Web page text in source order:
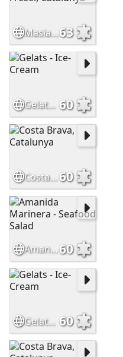
Masia a Ribes de Freser, Catalunya63
Gelats - Ice-Cream 60
Costa Brava, Catalunya60
Amanida Marinera - Seafood Salad60
Gelats - Ice-Cream 60